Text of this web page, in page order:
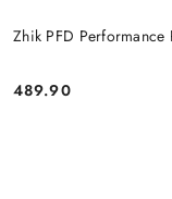
Zhik PFD Performance
Cena:
489.90